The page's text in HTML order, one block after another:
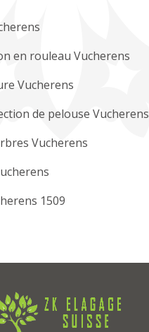
en rouleau Vucherens
Vucherens
de pelouse Vucherens
Vucherens
1509